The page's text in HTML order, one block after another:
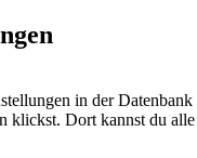
in der
klickst. Dort kannst du